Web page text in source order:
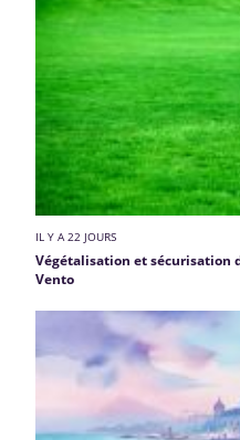
IL Y A 22 JOURS
Végétalisation et sécurisation
Vento